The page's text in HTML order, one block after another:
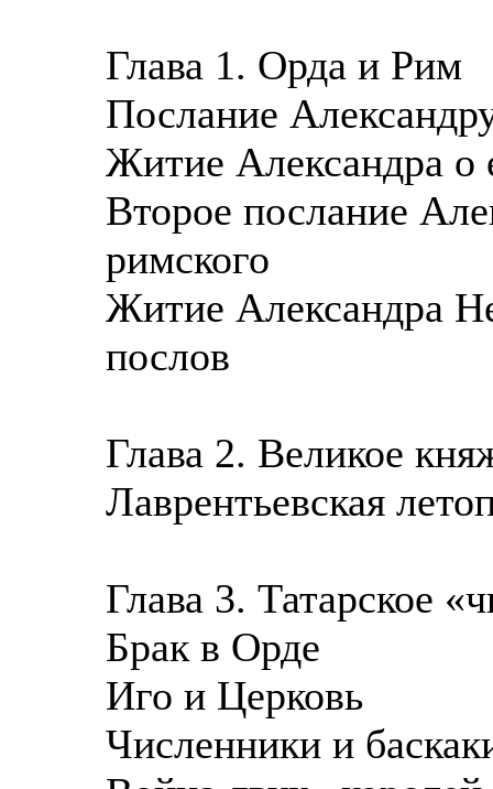
Глава 1. Орда и Рим
Послание
Житие Александра о
Второе послание
римского
Житие Александра
послов
Глава 2. Великое
Лаврентьевская
Глава 3. Татарское
Брак в Орде
Иго и Церковь
Численники и